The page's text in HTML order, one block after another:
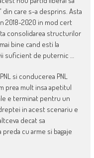
din care s-a desprins. Asta
2018-2020 in mod cert
consolidarea structurilor
bine cand esti la
suficient de puternic …
si conducerea PNL
prea mult insa apetitul
e terminat pentru un
in acest scenariu e
decat sa
cu arme si bagaje